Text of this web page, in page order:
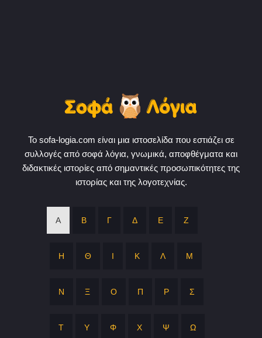
Το sofa-logia.com είναι μια ιστοσελίδα που εστιάζει σε
συλλογές από σοφά λόγια, γνωμικά, αποφθέγματα και
διδακτικές ιστορίες από σημαντικές προσωπικότητες της
ιστορίας και της λογοτεχνίας.
Α Β Γ Δ Ε Ζ
Η Θ Ι Κ Λ Μ
Ν Ξ Ο Π Ρ Σ
Τ Υ Φ Χ Ψ Ω